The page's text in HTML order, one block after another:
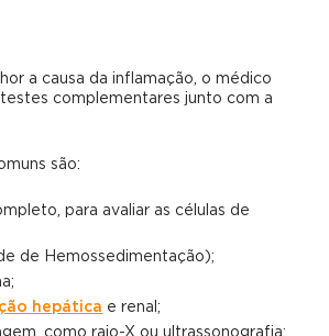
a causa da inflamação, o médico
complementares junto com a
são:
para avaliar as células de
de Hemossedimentação);
hepática e renal;
como raio-X ou ultrassonografia;